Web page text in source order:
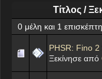
Τίτλος /
0 μέλη και 1
PHSR: Fino
Ξεκίνησε από